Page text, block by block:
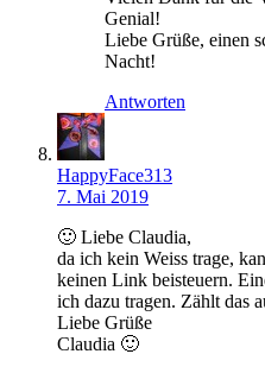
Genial!
Liebe Grüße, einen
Nacht!
Antworten
HappyFace313
7. Mai 2019
🙂 Liebe Claudia,
da ich kein Weiss trage,
keinen Link beisteuern.
ich dazu tragen. Zählt das
Liebe Grüße
Claudia 🙂